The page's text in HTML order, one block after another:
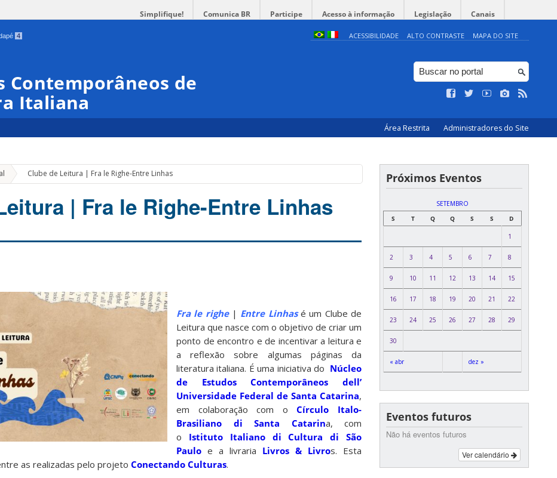
Simplifique! Comunica BR Participe Acesso à informação Legislação Canais
4 ACESSIBILIDADE ALTO CONTRASTE MAPA DO SITE
Contemporâneos de
Italiana
Área Restrita Administradores do Site
» Clube de Leitura | Fra le Righe-Entre Linhas
| Fra le Righe-Entre Linhas
Fra le righe| EntreLinhas é um Clube de
Leitura que nasce com o objetivo de criar um
ponto de encontro e de incentivar a leitura e
a reflexão sobre algumas páginas da
literatura italiana. É uma iniciativa do Núcleo
de Estudos Contemporâneos dell’
Universidade Federal de Santa Catarina,
em colaboração com oCírculo Italo-
Brasiliano di Santa Catarina, com
o Istituto Italiano di Cultura di São
Paulo e a livraria Livros & Livros. Esta
as realizadas pelo projeto Conectando Culturas.
Próximos Eventos
SETEMBRO
S
T Q Q S S D
« abr dez »
1
2 3 4 5 6 7 8
9 10 11 12 13 14 15
16 17 18 19 20 21 22
23 24 25 26 27 28 29
30
Eventos futuros
Não há eventos futuros
Ver calendário